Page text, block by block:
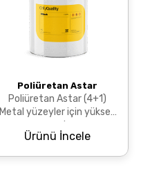
Poliüretan Astar
Poliüretan Astar (4+1)
Metal yüzeyler için yüksek
yapışma ve korozyon
dayanımı sağlayan, hızlı
Ürünü İncele